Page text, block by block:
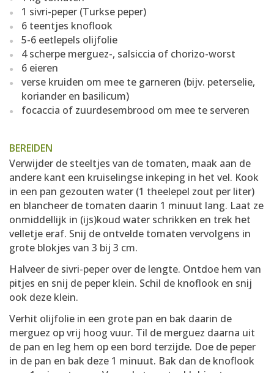
1 sivri-peper (Turkse peper)
6 teentjes knoflook
5-6 eetlepels olijfolie
4 scherpe merguez-, salsiccia of chorizo-worst
6 eieren
verse kruiden om mee te garneren (bijv. peterselie,
koriander en basilicum)
focaccia of zuurdesembrood om mee te serveren
BEREIDEN
Verwijder de steeltjes van de tomaten, maak aan de
andere kant een kruiselingse inkeping in het vel. Kook
in een pan gezouten water (1 theelepel zout per liter)
en blancheer de tomaten daarin 1 minuut lang. Laat ze
onmiddellijk in (ijs)koud water schrikken en trek het
velletje eraf. Snij de ontvelde tomaten vervolgens in
grote blokjes van 3 bij 3 cm.
Halveer de sivri-peper over de lengte. Ontdoe hem van
pitjes en snij de peper klein. Schil de knoflook en snij
ook deze klein.
Verhit olijfolie in een grote pan en bak daarin de
merguez op vrij hoog vuur. Til de merguez daarna uit
de pan en leg hem op een bord terzijde. Doe de peper
in de pan en bak deze 1 minuut. Bak dan de knoflook